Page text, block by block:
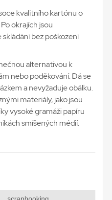
kvalitního kartónu o
okrajích jsou
bez poškození
alternativou k
nebo poděkování. Dá se
a nevyžaduje obálku.
materiály, jako jsou
vysoké gramáži papíru
smíšených médií.